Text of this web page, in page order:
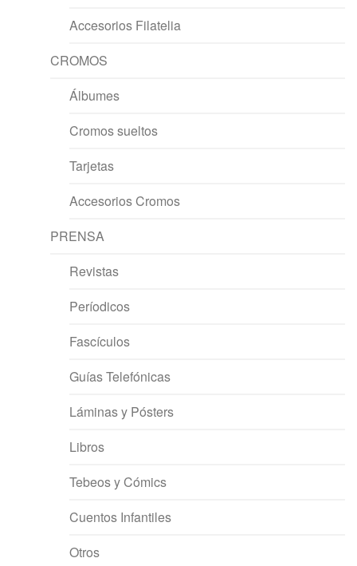
Accesorios Filatelia
CROMOS
Álbumes
Cromos sueltos
Tarjetas
Accesorios Cromos
PRENSA
Revistas
Períodicos
Fascículos
Guías Telefónicas
Láminas y Pósters
Libros
Tebeos y Cómics
Cuentos Infantiles
Otros